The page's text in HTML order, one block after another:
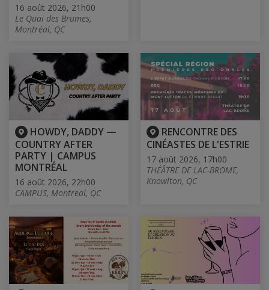
16 août 2026, 21h00
Le Quai des Brumes,
Montréal, QC
HOWDY, DADDY —
COUNTRY AFTER
PARTY | CAMPUS
MONTRÉAL
16 août 2026, 22h00
CAMPUS, Montreal, QC
RENCONTRE DES
CINÉASTES DE L'ESTRIE
17 août 2026, 17h00
THÉÂTRE DE LAC-BROME,
Knowlton, QC